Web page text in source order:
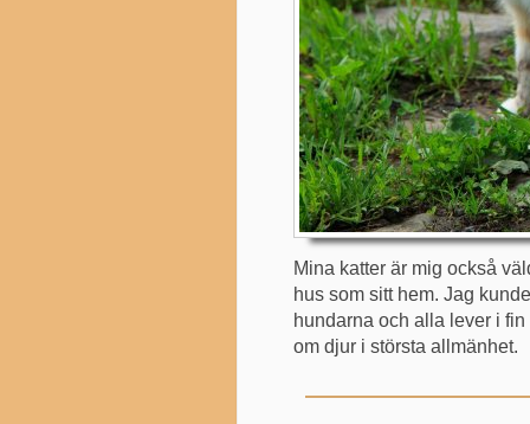
Mina katter är mig också
hus som sitt hem. Jag
hundarna och alla lever i
om djur i största allmänhet.